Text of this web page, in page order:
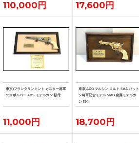
110,000円 17,600円
東京)フランクリンミント カスター将軍
のリボルバー ABS モデルガン 額付
11,000円
東京)ACG マルシン コルト SAA パット
ン将軍記念モデル SMG 金属モデルガ
ン 額付
18,700円